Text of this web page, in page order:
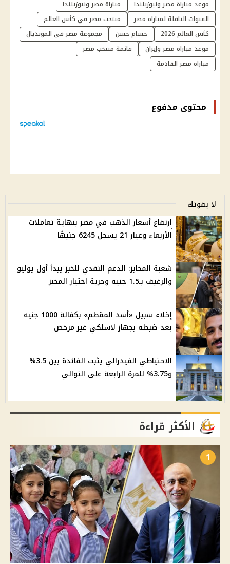
موعد مباراة مصر ونيوزيلندا
مباراة مصر ونيوزيلندا
القنوات الناقلة لمباراة مصر
منتخب مصر في كأس العالم
كأس العالم 2026
حسام حسن
مجموعة مصر في المونديال
موعد مباراة مصر وإيران
قائمة منتخب مصر
مباراة مصر القادمة
محتوى مدفوع
لا يفوتك
ارتفاع أسعار الذهب في مصر بنهاية تعاملات
الأربعاء وعيار 21 يسجل 6245 جنيهًا
شعبة المخابز: الدعم النقدي للخبز يبدأ أول يوليو
والرغيف بـ1.5 جنيه وحرية اختيار المخبز
إخلاء سبيل «أسد المقطم» بكفالة 1000 جنيه
بعد ضبطه بجهاز لاسلكي غير مرخص
الاحتياطي الفيدرالي يثبت الفائدة بين 3.5%
و3.75% للمرة الرابعة على التوالي
الأكثر قراءة
1